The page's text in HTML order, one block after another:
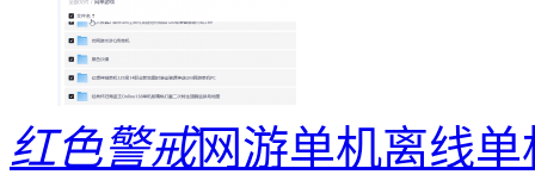
红色警戒网游单机离线